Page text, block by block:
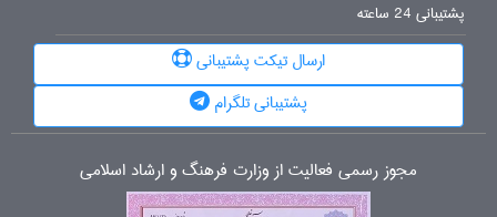
پشتیبانی 24 ساعته
ارسال تیکت پشتیبانی
پشتیبانی تلگرام
مجوز رسمی فعالیت از وزارت فرهنگ و ارشاد اسلامی